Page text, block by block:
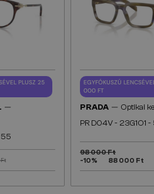
PLUSZ 25
—
Ft
EGYFÓKUSZÚ
000 FT
PRADA — Optikai
PR D04V - 23G1O1 -
98 000 Ft
-10%
88 000 Ft